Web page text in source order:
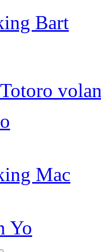
Bart
Totoro
Mac
Yo